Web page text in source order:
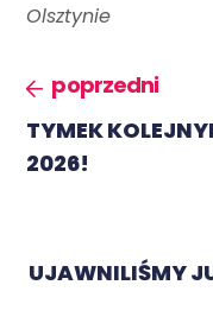
Olsztynie
poprzedni
TYMEK
2026!
UJAWNILIŚMY